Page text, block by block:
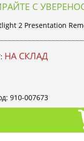
С
2 Presentation
НА СКЛАД
910-007673